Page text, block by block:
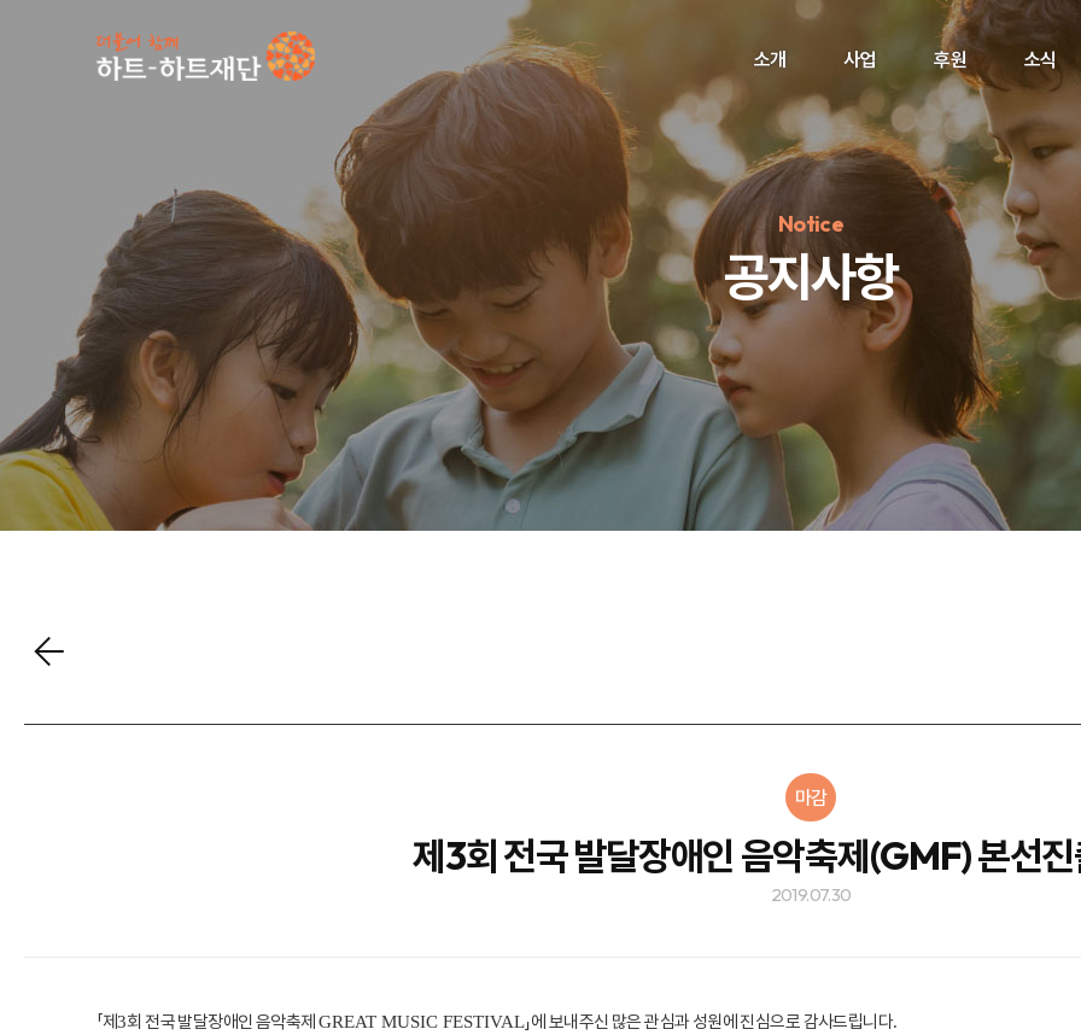
소개 사업 후원 소식
인기 키워드 #정기후원#하트플레이스#캠페인 #팬덤후원
Notice
공지사항
공지사항
마감
제3회 전국 발달장애인 음악축제(GMF) 본선
2019.07.30
「제3회 전국 발달장애인 음악축제GREAT MUSIC FESTIVAL」에 보내주신 많은 관심과 성원에 진심으로 감사드립니다.